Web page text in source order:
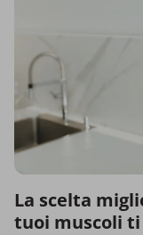
La scelta
tuoi muscoli